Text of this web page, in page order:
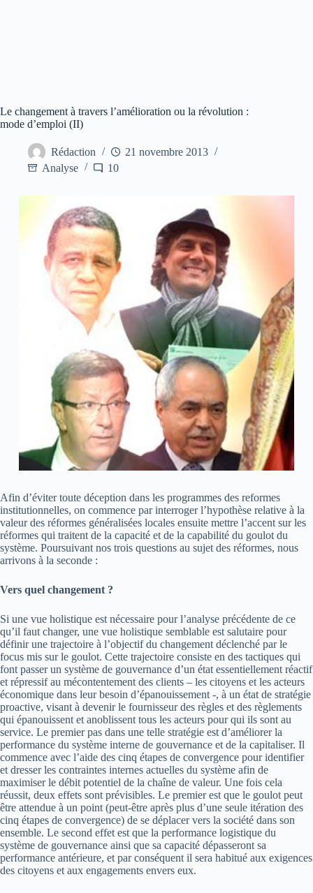
Le changement à travers l’amélioration ou la révolution :
mode d’emploi (II)
Rédaction
21 novembre 2013
Analyse
10
Afin d’éviter toute déception dans les programmes des reformes
institutionnelles, on commence par interroger l’hypothèse relative à la
valeur des réformes généralisées locales ensuite mettre l’accent sur les
réformes qui traitent de la capacité et de la capabilité du goulot du
système. Poursuivant nos trois questions au sujet des réformes, nous
arrivons à la seconde :
Vers quel changement ?
Si une vue holistique est nécessaire pour l’analyse précédente de ce
qu’il faut changer, une vue holistique semblable est salutaire pour
définir une trajectoire à l’objectif du changement déclenché par le
focus mis sur le goulot. Cette trajectoire consiste en des tactiques qui
font passer un système de gouvernance d’un état essentiellement réactif
et répressif au mécontentement des clients – les citoyens et les acteurs
économique dans leur besoin d’épanouissement -, à un état de stratégie
proactive, visant à devenir le fournisseur des règles et des règlements
qui épanouissent et anoblissent tous les acteurs pour qui ils sont au
service. Le premier pas dans une telle stratégie est d’améliorer la
performance du système interne de gouvernance et de la capitaliser. Il
commence avec l’aide des cinq étapes de convergence pour identifier
et dresser les contraintes internes actuelles du système afin de
maximiser le débit potentiel de la chaîne de valeur. Une fois cela
réussit, deux effets sont prévisibles. Le premier est que le goulot peut
être attendue à un point (peut-être après plus d’une seule itération des
cinq étapes de convergence) de se déplacer vers la société dans son
ensemble. Le second effet est que la performance logistique du
système de gouvernance ainsi que sa capacité dépasseront sa
performance antérieure, et par conséquent il sera habitué aux exigences
des citoyens et aux engagements envers eux.